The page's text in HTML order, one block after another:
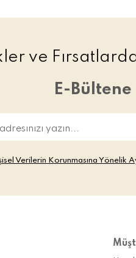
ve
E-Bültene
Verilerin Korunmasına Yönelik